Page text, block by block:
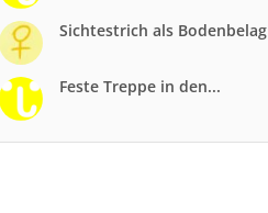
Sichtestrich als Bodenbelag
Feste Treppe in den...